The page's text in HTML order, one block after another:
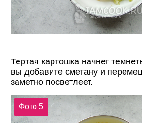
Тертая картошка начнет
вы добавите сметану и
заметно посветлеет.
Фото 5